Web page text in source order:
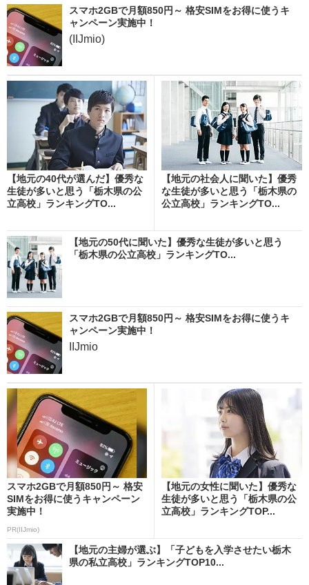
スマホ2GBで月額850円～ 格安SIMをお得に使うキ
ャンペーン実施中！
(IIJmio)
【地元の40代が選んだ】優秀な
生徒が多いと思う「栃木県の公
立高校」ランキングTO...
【地元の社会人に聞いた】優秀
な生徒が多いと思う「栃木県の
公立高校」ランキングTO...
【地元の50代に聞いた】優秀な生徒が多いと思う
「栃木県の公立高校」ランキングTO...
スマホ2GBで月額850円～ 格安SIMをお得に使うキ
ャンペーン実施中！
IIJmio
スマホ2GBで月額850円～ 格安
SIMをお得に使うキャンペーン
実施中！
PR(IIJmio)
【地元の女性に聞いた】優秀な
生徒が多いと思う「栃木県の公
立高校」ランキングTOP...
【地元の主婦が選ぶ】「子どもを入学させたい栃木
県の私立高校」ランキングTOP10...